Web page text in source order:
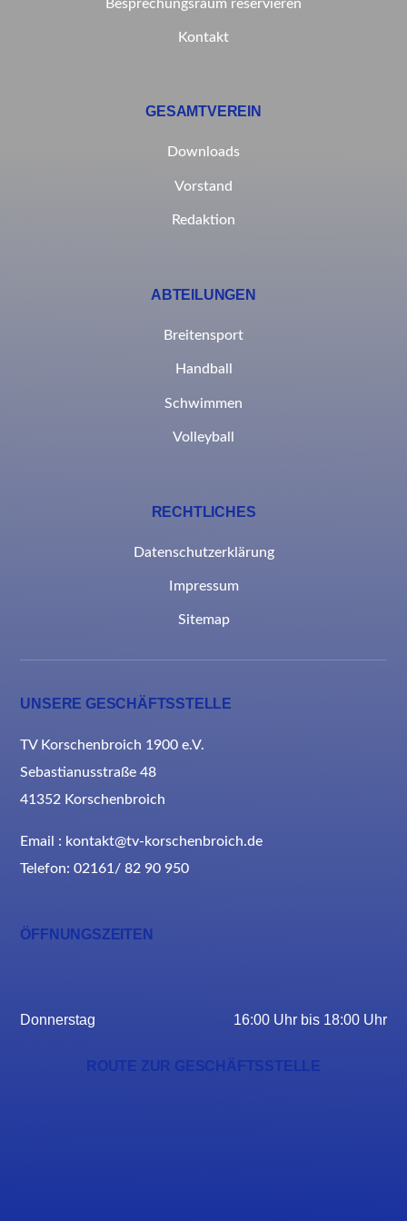
Besprechungsraum reservieren
Kontakt
GESAMTVEREIN
Downloads
Vorstand
Redaktion
ABTEILUNGEN
Breitensport
Handball
Schwimmen
Volleyball
RECHTLICHES
Datenschutzerklärung
Impressum
Sitemap
UNSERE GESCHÄFTSSTELLE
TV Korschenbroich 1900 e.V.
Sebastianusstraße 48
41352 Korschenbroich
Email : kontakt@tv-korschenbroich.de
Telefon: 02161/ 82 90 950
ÖFFNUNGSZEITEN
Donnerstag 16:00 Uhr bis 18:00 Uhr
ROUTE ZUR GESCHÄFTSSTELLE